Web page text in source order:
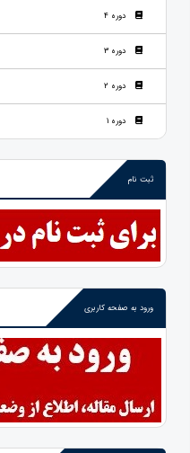
دوره 4
دوره 3
دوره 2
دوره 1
ثبت نام
ورود به صفحه کاربری